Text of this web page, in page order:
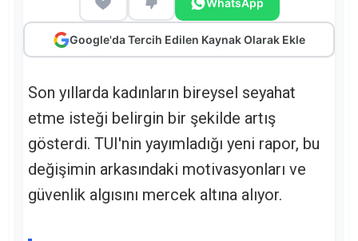
Google'da Tercih Edilen Kaynak Olarak Ekle
Son yıllarda kadınların bireysel seyahat
etme isteği belirgin bir şekilde artış
gösterdi. TUI'nin yayımladığı yeni rapor, bu
değişimin arkasındaki motivasyonları ve
güvenlik algısını mercek altına alıyor.